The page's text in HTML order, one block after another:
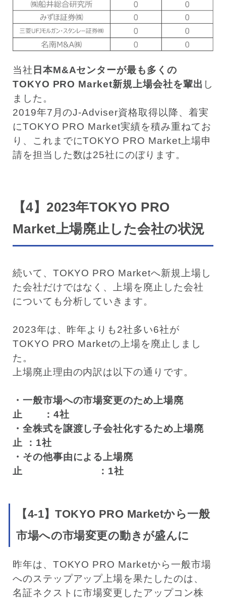
当社 日本M&Aセンターが最も多くの
TOKYO PRO Market新規上場会社を輩出 し
ました。
2019年7月のJ-Adviser資格取得以降、着実
にTOKYO PRO Market実績を積み重ねてお
り、これまでにTOKYO PRO Market上場申
請を担当した数は25社にのぼります。
【4】2023年TOKYO PRO
Market上場廃止した会社の状況
続いて、TOKYO PRO Marketへ新規上場し
た会社だけではなく、上場を廃止した会社
についても分析していきます。
2023年は、昨年よりも2社多い6社が
TOKYO PRO Marketの上場を廃止しまし
た。
上場廃止理由の内訳は以下の通りです。
・一般市場への市場変更のため上場廃
止 ：4社
・全株式を譲渡し子会社化するため上場廃
止 ：1社
・その他事由による上場廃
止 ：1社
【4-1】TOKYO PRO Marketから一般
市場への市場変更の動きが盛んに
昨年は、TOKYO PRO Marketから一般市場
へのステップアップ上場を果たしたのは、
名証ネクストに市場変更したアップコン株